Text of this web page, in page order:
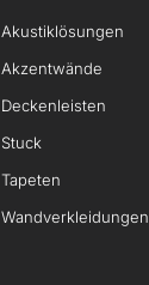
Akustiklösungen
Akzentwände
Deckenleisten
Stuck
Tapeten
Wandverkleidungen